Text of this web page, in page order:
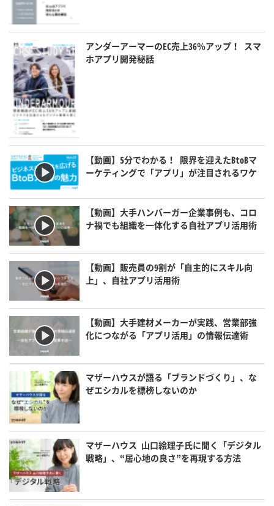
アンダーアーマーのEC売上36％アップ！ スマ
ホアプリ開発秘話
【動画】5分でわかる！ 限界を迎えたBtoBマ
ーケティングで「アプリ」が注目されるワケ
【動画】大手ハンバーガー企業事例も、コロ
ナ禍でも組織を一体化する自社アプリ活用術
【動画】販売員の9割が「自主的にスキル向
上」、自社アプリ活用術
【動画】大手建材メーカーが実践、営業部強
化につながる「アプリ活用」の情報伝達術
マザーハウスが語る「ブランドづくり」、な
ぜエシカルを標榜しないのか
マザーハウス 山口絵理子氏に聞く「デジタル
戦略」、“居心地の良さ”を再現する方法